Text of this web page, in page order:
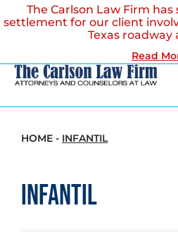
The Carlson Law Firm
settlement for our client
Texas roadway
Read
HOME - INFANTIL
infantil